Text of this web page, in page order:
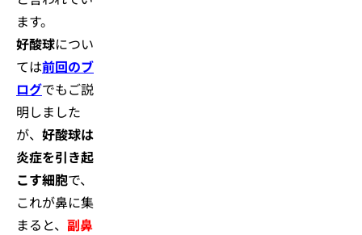
ます。
好酸球につい
ては前回のブ
ログでもご説
明しました
が、 好酸球は
炎症を引き起
こす細胞で、
これが鼻に集
まると、 副鼻